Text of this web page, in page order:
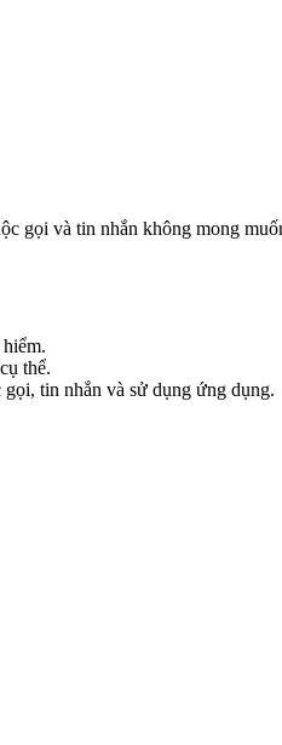
gọi và tin nhắn không mong
thể.
tin nhắn và sử dụng ứng dụng.